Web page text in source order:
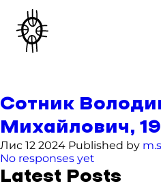
Сотник
Михайлович,
Лис 12 2024 Published by
No responses yet
Latest Posts